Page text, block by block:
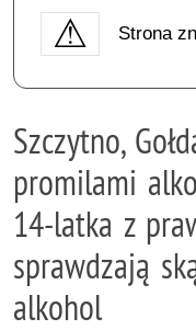
Strona
Szczytno,
promilami
14-latka z
sprawdzają
alkohol